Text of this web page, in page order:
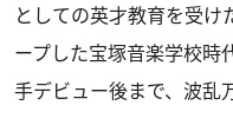
としての英才教育を受
ープした宝塚音楽学校時
手デビュー後まで、波乱